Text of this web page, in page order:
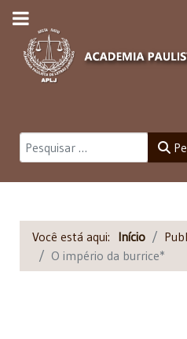
Pesquisar
Você está aqui: Início
O império da burrice*